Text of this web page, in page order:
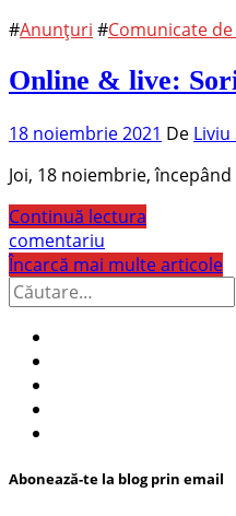
#Anunțuri #Comunicate
Online & live:
18 noiembrie 2021 De Liviu
Joi, 18 noiembrie,
Continuă lectura
comentariu
Încarcă mai multe articole
Caută
după:
Abonează-te la blog prin email